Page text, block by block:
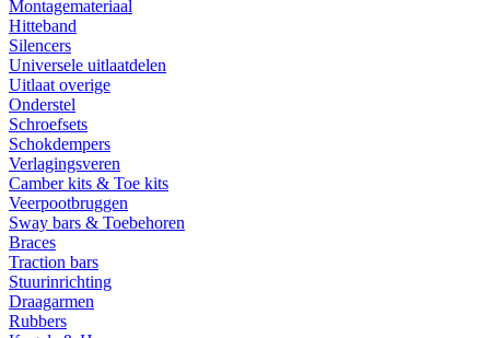
Montagemateriaal
Hitteband
Silencers
Universele uitlaatdelen
Uitlaat overige
Onderstel
Schroefsets
Schokdempers
Verlagingsveren
Camber kits & Toe kits
Veerpootbruggen
Sway bars & Toebehoren
Braces
Traction bars
Stuurinrichting
Draagarmen
Rubbers